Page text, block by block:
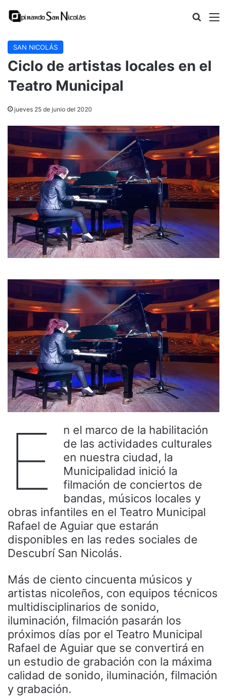
Buscar
SAN NICOLÁS
Ciclo de artistas locales en el
Teatro Municipal
jueves 25 de junio del 2020
E
n el marco de la habilitación
de las actividades culturales
en nuestra ciudad, la
Municipalidad inició la
filmación de conciertos de
bandas, músicos locales y
obras infantiles en el Teatro Municipal
Rafael de Aguiar que estarán
disponibles en las redes sociales de
Descubrí San Nicolás.
Más de ciento cincuenta músicos y
artistas nicoleños, con equipos técnicos
multidisciplinarios de sonido,
iluminación, filmación pasarán los
próximos días por el Teatro Municipal
Rafael de Aguiar que se convertirá en
un estudio de grabación con la máxima
calidad de sonido, iluminación, filmación
y grabación.